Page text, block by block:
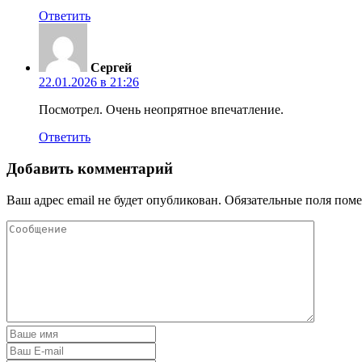
Ответить
Сергей
22.01.2026 в 21:26
Посмотрел. Очень неопрятное впечатление.
Ответить
Добавить комментарий
Ваш адрес email не будет опубликован. Обязательные поля